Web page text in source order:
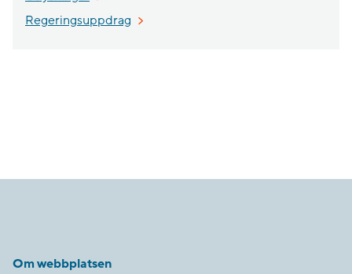
Regeringsuppdrag
Om webbplatsen